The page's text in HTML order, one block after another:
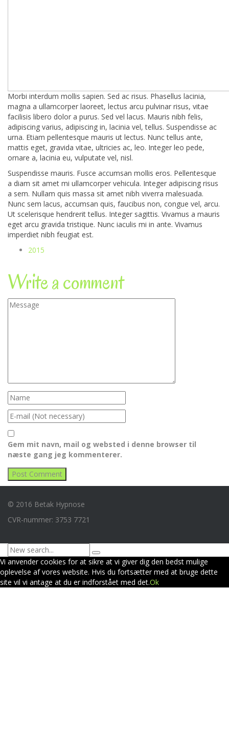
Morbi interdum mollis sapien. Sed ac risus. Phasellus lacinia,
magna a ullamcorper laoreet, lectus arcu pulvinar risus, vitae
facilisis libero dolor a purus. Sed vel lacus. Mauris nibh felis,
adipiscing varius, adipiscing in, lacinia vel, tellus. Suspendisse ac
urna. Etiam pellentesque mauris ut lectus. Nunc tellus ante,
mattis eget, gravida vitae, ultricies ac, leo. Integer leo pede,
ornare a, lacinia eu, vulputate vel, nisl.
Suspendisse mauris. Fusce accumsan mollis eros. Pellentesque
a diam sit amet mi ullamcorper vehicula. Integer adipiscing risus
a sem. Nullam quis massa sit amet nibh viverra malesuada.
Nunc sem lacus, accumsan quis, faucibus non, congue vel, arcu.
Ut scelerisque hendrerit tellus. Integer sagittis. Vivamus a mauris
eget arcu gravida tristique. Nunc iaculis mi in ante. Vivamus
imperdiet nibh feugiat est.
2015
Write a comment
Gem mit navn, mail og websted i denne browser til
næste gang jeg kommenterer.
© 2016 Betak Hypnose
CVR-nummer: 3753 7721
Vi anvender cookies for at sikre at vi giver dig den bedst mulige
oplevelse af vores website. Hvis du fortsætter med at bruge dette
site vil vi antage at du er indforstået med det.Ok